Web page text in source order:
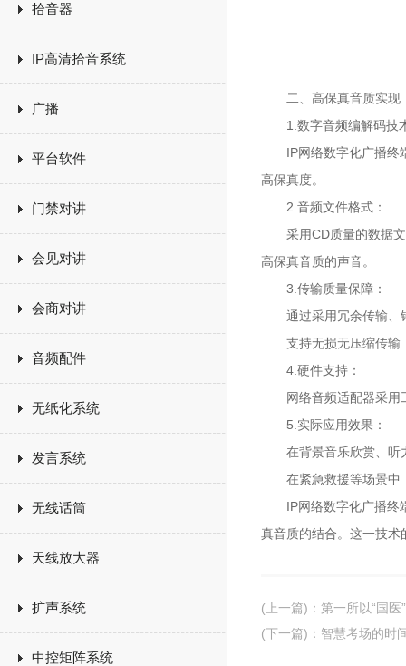
拾音器
IP高清拾音系统
广播
平台软件
门禁对讲
会见对讲
会商对讲
音频配件
无纸化系统
发言系统
无线话筒
天线放大器
扩声系统
中控矩阵系统
二、高保真音质实现
1.数字音频编解码技
IP网络数字化广播终端
高保真度。
2.音频文件格式：
采用CD质量的数据文
高保真音质的声音。
3.传输质量保障：
通过采用冗余传输、错
支持无损无压缩传输
4.硬件支持：
网络音频适配器采用工
5.实际应用效果：
在背景音乐欣赏、听
在紧急救援等场景中
IP网络数字化广播终端
真音质的结合。这一技
(上一篇) ： 第一所以“国
(下一篇) ： 智慧考场的时